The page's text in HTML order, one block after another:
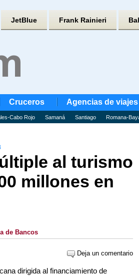
JetBlue Frank Rainieri
Cruceros Agencias de viajes
Cabo Rojo Samaná Santiago Romana-
al turismo
millones en
de Bancos
Deja un comentario
dirigida al financiamiento de